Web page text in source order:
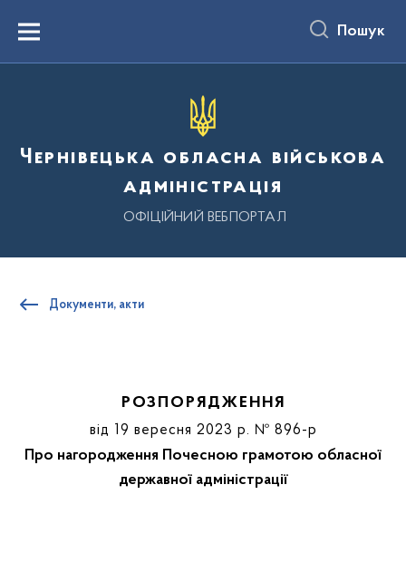
вмістуMenu Пошук
Чернівецька обласна військова
адміністрація
ОФІЦІЙНИЙ ВЕБПОРТАЛ
Документи, акти
РОЗПОРЯДЖЕННЯ
від 19 вересня 2023 р. № 896-р
Про нагородження Почесною грамотою обласної
державної адміністрації